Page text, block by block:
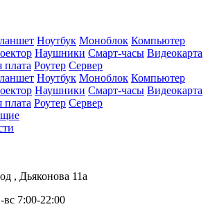
Ноутбук Моноблок Компьютер
Наушники Смарт-часы Видеокарта
плата Роутер Сервер
Ноутбук Моноблок Компьютер
Наушники Смарт-часы Видеокарта
плата Роутер Сервер
, Дьяконова 11а
7:00-22:00